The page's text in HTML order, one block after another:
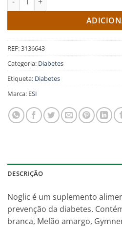
REF:3136643
Categoria: Diabetes
Etiqueta: Diabetes
Marca: ESI
DESCRIÇÃO
Noglic é um suplemento
prevenção da diabetes.
branca, Melão amargo,